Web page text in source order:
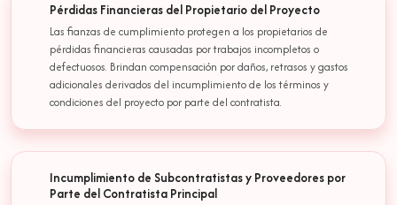
Pérdidas Financieras del Propietario del Proyecto
Las fianzas de cumplimiento protegen a los propietarios de
pérdidas financieras causadas por trabajos incompletos o
defectuosos. Brindan compensación por daños, retrasos y gastos
adicionales derivados del incumplimiento de los términos y
condiciones del proyecto por parte del contratista.
Incumplimiento de Subcontratistas y Proveedores por
Parte del Contratista Principal